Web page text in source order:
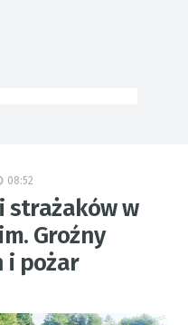
08:52
strażaków w
Groźny
i pożar